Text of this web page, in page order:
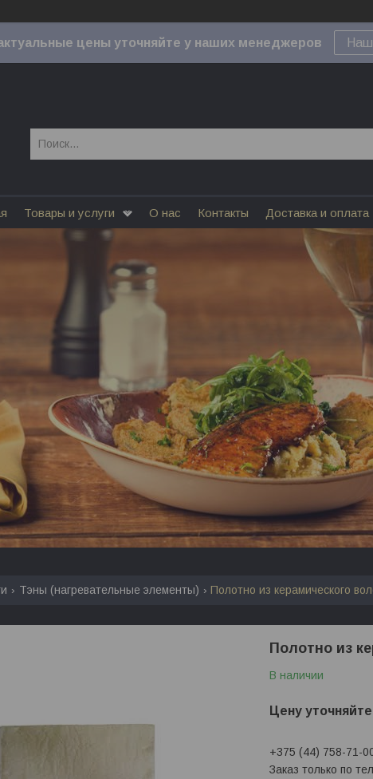
цены уточняйте у наших менеджеров
Товары и услуги О нас Контакты Доставка и оплата
Тэны (нагревательные элементы) Полотно из керамического
Полотно из
В наличии
Цену уточняйте
+375 (44) 758-71-
Заказ только по